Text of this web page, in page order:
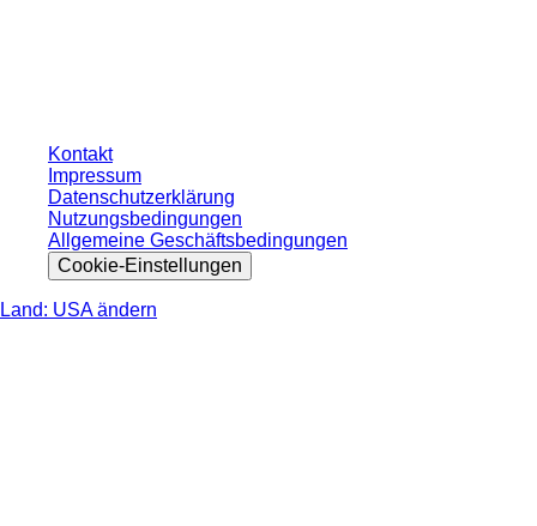
Kontakt
Impressum
Datenschutzerklärung
Nutzungsbedingungen
Allgemeine Geschäftsbedingungen
Cookie-Einstellungen
Land: USA ändern